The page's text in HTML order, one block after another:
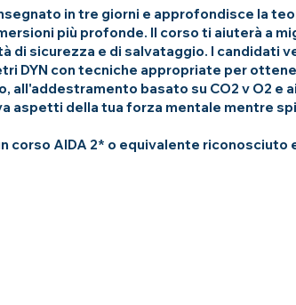
in tre giorni e approfondisce la
più profonde. Il corso ti aiuterà a
di sicurezza e di salvataggio. I candidati
DYN con tecniche appropriate per
basato su CO2 v O2 e
aspetti della tua forza mentale mentre
corso AIDA 2* o equivalente